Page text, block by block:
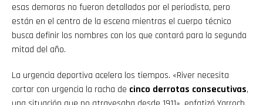
esas demoras no fueron detallados por el periodista, pero
están en el centro de la escena mientras el cuerpo técnico
busca definir los nombres con los que contará para la segunda
mitad del año.
La urgencia deportiva acelera los tiempos. «River necesita
cortar con urgencia la racha de cinco derrotas consecutivas,